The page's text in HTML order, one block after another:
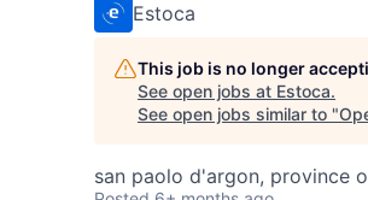
Estoca
This job is no longer
See open jobs at Estoca.
See open jobs similar to "
san paolo d'argon, province